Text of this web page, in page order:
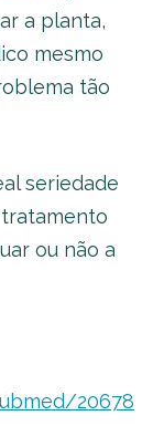
a planta,
mesmo
tão
seriedade
ou não a
20678